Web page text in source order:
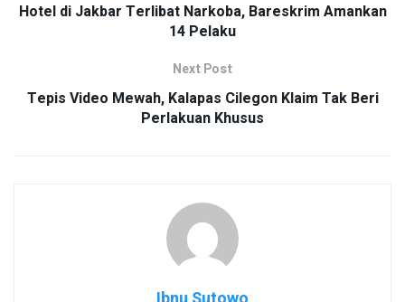
Hotel di Jakbar Terlibat Narkoba, Bareskrim Amankan
14 Pelaku
Next Post
Tepis Video Mewah, Kalapas Cilegon Klaim Tak Beri
Perlakuan Khusus